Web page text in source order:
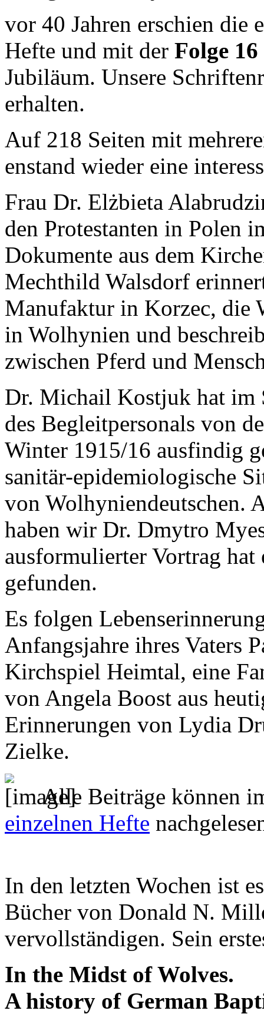
vor 40 Jahren erschien die
Hefte und mit der Folge 16
Jubiläum. Unsere
erhalten.
Auf 218 Seiten mit
enstand wieder eine
Frau Dr. Elżbieta
den Protestanten in Polen
Dokumente aus dem
Mechthild Walsdorf
Manufaktur in Korzec, die
in Wolhynien und
zwischen Pferd und
Dr. Michail Kostjuk hat im
des Begleitpersonals von
Winter 1915/16 ausfindig
sanitär-epidemiologische
von Wolhyniendeutschen.
haben wir Dr. Dmytro
ausformulierter Vortrag
gefunden.
Es folgen
Anfangsjahre ihres Vaters
Kirchspiel Heimtal, eine
von Angela Boost aus
Erinnerungen von Lydia
Zielke.
Alle Beiträge können
einzelnen Hefte
In den letzten Wochen ist
Bücher von Donald N.
vervollständigen. Sein
In the Midst of Wolves.
A history of German